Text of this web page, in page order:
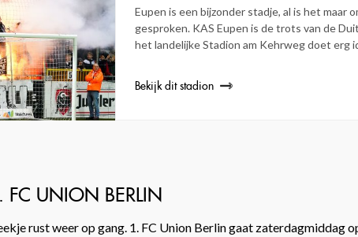
Eupen is een bijzonder stadje, al is het
gesproken. KAS Eupen is de trots van de
het landelijke Stadion am Kehrweg doet erg
Bekijk dit stadion
FC UNION BERLIN
rust weer op gang. 1. FC Union Berlin gaat zaterdagmiddag